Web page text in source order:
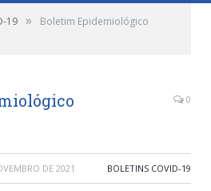
19 »
Boletim Epidemiológico
0
DE 2021 BOLETINS COVID-19